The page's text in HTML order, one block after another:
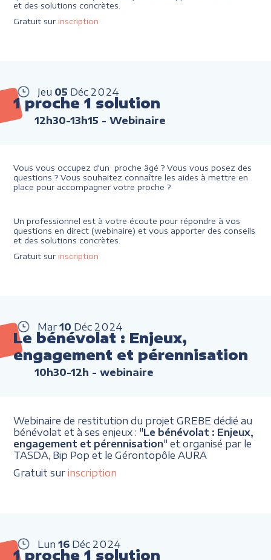
et des solutions concrètes.
Gratuit sur inscription
Jeu 05 Déc 2024
1 proche 1 solution
12h30-13h15 - Webinaire
Vous vous occupez d'un proche âgé ? Vous vous posez des
questions ? Vous souhaitez connaître les aides à mettre en
place pour accompagner votre proche ?
Un professionnel est à votre écoute pour répondre à vos
questions en direct (webinaire) et vous apporter des conseils
et des solutions concrètes.
Gratuit sur inscription
Mar 10 Déc 2024
Le bénévolat : Enjeux,
engagement et pérennisation
10h30-12h - webinaire
Webinaire de restitution du projet GREBE dédié au
bénévolat et à ses enjeux : "Le bénévolat : Enjeux,
engagement et pérennisation" et organisé par le
TASDA, Bip Pop et le Gérontopôle AURA
Gratuit surinscription
Lun 16 Déc 2024
1 proche 1 solution